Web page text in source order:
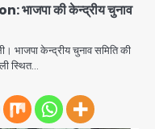
की केन्द्रीय चुनाव
केन्द्रीय चुनाव समिति की
स्थित…